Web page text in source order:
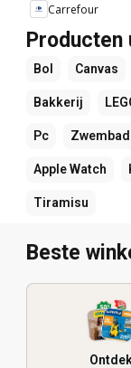
Carrefour
Bol Canvas
Bakkerij
Pc Zwembad
Apple Watch
Tiramisu
Beste